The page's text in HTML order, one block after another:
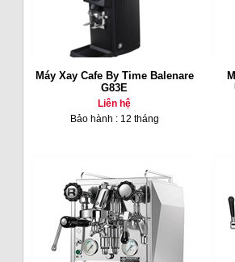
Máy Xay Cafe By Time Balenare
G83E
Liên hệ
Bảo hành : 12 tháng